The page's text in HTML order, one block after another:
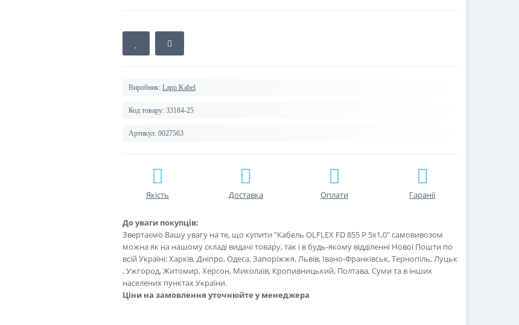
Виробник: Lapp Kabel
Код товару: 33184-25
Артикул: 0027563
Якість Доставка Оплати Гаранії
До уваги покупців:
Звертаємо Вашу увагу на те, що купити "Кабель OLFLEX FD 855 P 5x1,0" самовивозом
можна як на нашому складі видачі товару, так і в будь-якому відділенні Нової Пошти по
всій Україні: Харків, Дніпро, Одеса, Запоріжжя, Львів, Івано-Франківськ, Тернопіль, Луцьк
, Ужгород, Житомир, Херсон, Миколаїв, Кропивницький, Полтава, Суми та в інших
населених пунктах України.
Ціни на замовлення уточнюйте у менеджера